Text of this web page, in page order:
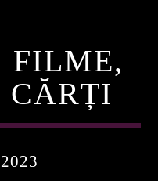
FILME,
CĂRȚI